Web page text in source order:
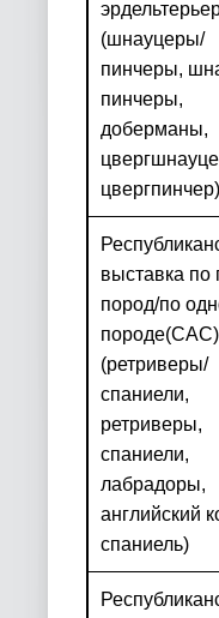
(шнауцеры/
пинчеры,
пинчеры,
доберманы,
выставка по
пород/по
породе(CAC
(ретриверы/
спаниели,
ретриверы,
спаниели,
лабрадоры,
английский
спаниель)